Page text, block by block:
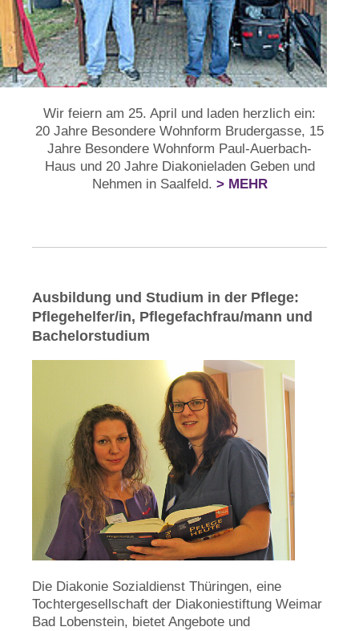
Wir feiern am 25. April und laden herzlich ein:
20 Jahre Besondere Wohnform Brudergasse, 15
Jahre Besondere Wohnform Paul-Auerbach-
Haus und 20 Jahre Diakonieladen Geben und
Nehmen in Saalfeld. > MEHR
Ausbildung und Studium in der Pflege:
Pflegehelfer/in, Pflegefachfrau/mann und
Bachelorstudium
Die Diakonie Sozialdienst Thüringen, eine
Tochtergesellschaft der Diakoniestiftung Weimar
Bad Lobenstein, bietet Angebote und